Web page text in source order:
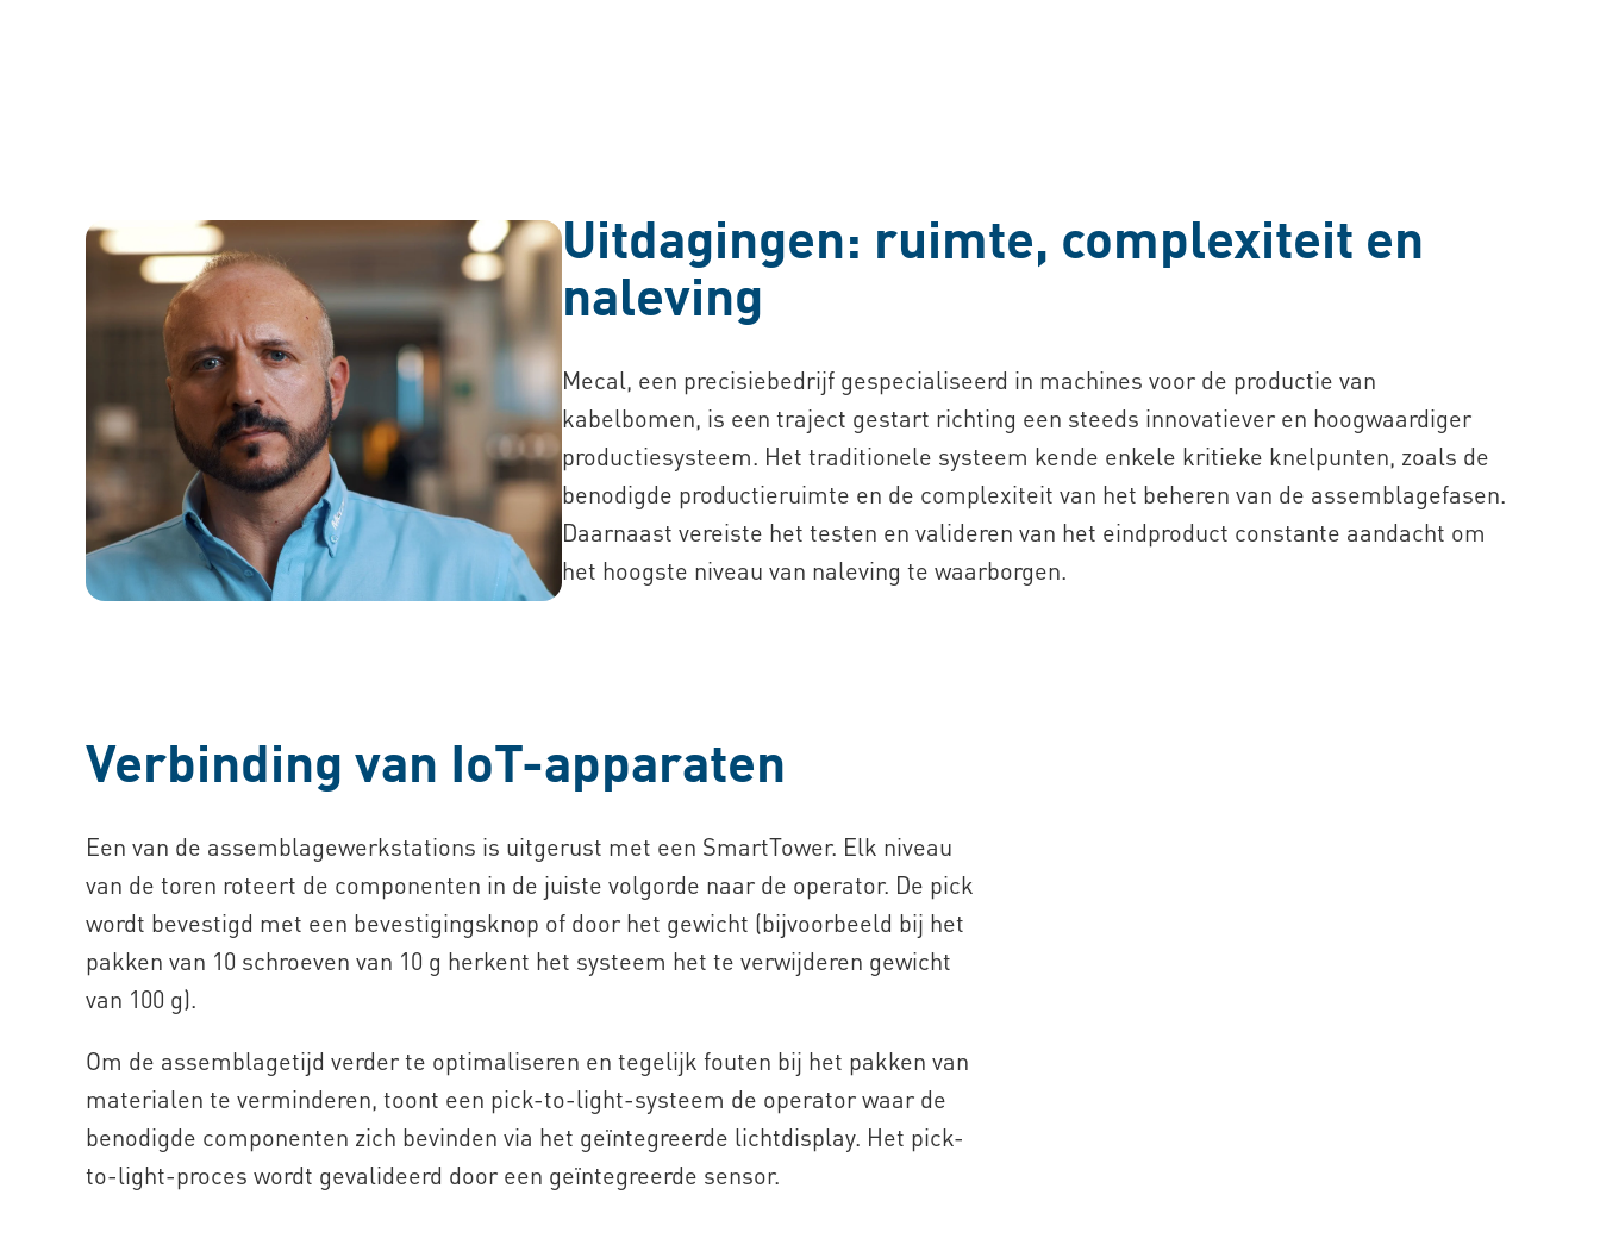
Uitdagingen: ruimte, complexiteit en
naleving
Mecal, een precisiebedrijf gespecialiseerd in machines voor de productie van
kabelbomen, is een traject gestart richting een steeds innovatiever en hoogwaardiger
productiesysteem. Het traditionele systeem kende enkele kritieke knelpunten, zoals de
benodigde productieruimte en de complexiteit van het beheren van de assemblagefasen.
Daarnaast vereiste het testen en valideren van het eindproduct constante aandacht om
het hoogste niveau van naleving te waarborgen.
Verbinding van IoT-apparaten
Een van de assemblagewerkstations is uitgerust met een SmartTower. Elk niveau
van de toren roteert de componenten in de juiste volgorde naar de operator. De pick
wordt bevestigd met een bevestigingsknop of door het gewicht (bijvoorbeeld bij het
pakken van 10 schroeven van 10 g herkent het systeem het te verwijderen gewicht
van 100 g).
Om de assemblagetijd verder te optimaliseren en tegelijk fouten bij het pakken van
materialen te verminderen, toont een pick-to-light-systeem de operator waar de
benodigde componenten zich bevinden via het geïntegreerde lichtdisplay. Het pick-
to-light-proces wordt gevalideerd door een geïntegreerde sensor.